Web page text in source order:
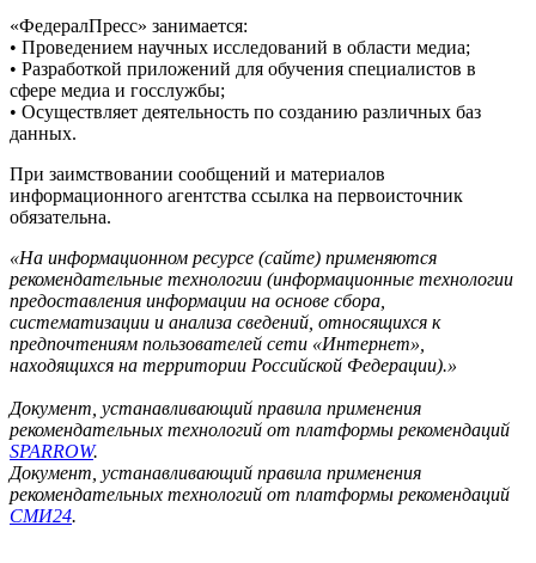
«ФедералПресс» занимается:
• Проведением научных исследований в области медиа;
• Разработкой приложений для обучения специалистов в
сфере медиа и госслужбы;
• Осуществляет деятельность по созданию различных баз
данных.
При заимствовании сообщений и материалов
информационного агентства ссылка на первоисточник
обязательна.
«На информационном ресурсе (сайте) применяются
рекомендательные технологии (информационные технологии
предоставления информации на основе сбора,
систематизации и анализа сведений, относящихся к
предпочтениям пользователей сети «Интернет»,
находящихся на территории Российской Федерации).»
Документ, устанавливающий правила применения
рекомендательных технологий от платформы рекомендаций
SPARROW.
Документ, устанавливающий правила применения
рекомендательных технологий от платформы рекомендаций
СМИ24.